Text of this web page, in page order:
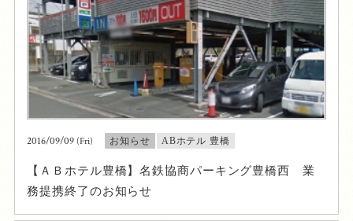
2016/09/09(Fri) お知らせ ABホテル 豊橋
【ＡＢホテル豊橋】名鉄協商パーキング豊橋西 業
務提携終了のお知らせ